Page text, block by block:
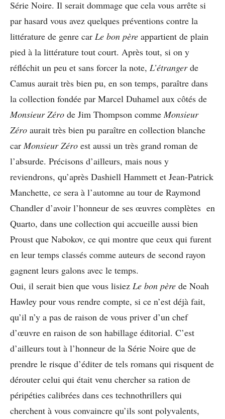
Série Noire. Il serait dommage que cela vous arrête si
par hasard vous avez quelques préventions contre la
littérature de genre car Le bon père appartient de plain
pied à la littérature tout court. Après tout, si on y
réfléchit un peu et sans forcer la note, L’étrangerde
Camus aurait très bien pu, en son temps, paraître dans
la collection fondée par Marcel Duhamel aux côtés de
Monsieur Zéro de Jim Thompson comme Monsieur
Zéro aurait très bien pu paraître en collection blanche
car Monsieur Zéro est aussi un très grand roman de
l’absurde. Précisons d’ailleurs, mais nous y
reviendrons, qu’après Dashiell Hammett et Jean-Patrick
Manchette, ce sera à l’automne au tour de Raymond
Chandler d’avoir l’honneur de ses œuvres complètes en
Quarto, dans une collection qui accueille aussi bien
Proust que Nabokov, ce qui montre que ceux qui furent
en leur temps classés comme auteurs de second rayon
gagnent leurs galons avec le temps.
Oui, il serait bien que vous lisiez Le bon père de Noah
Hawley pour vous rendre compte, si ce n’est déjà fait,
qu’il n’y a pas de raison de vous priver d’un chef
d’œuvre en raison de son habillage éditorial. C’est
d’ailleurs tout à l’honneur de la Série Noire que de
prendre le risque d’éditer de tels romans qui risquent de
dérouter celui qui était venu chercher sa ration de
péripéties calibrées dans ces technothrillers qui
cherchent à vous convaincre qu’ils sont polyvalents,